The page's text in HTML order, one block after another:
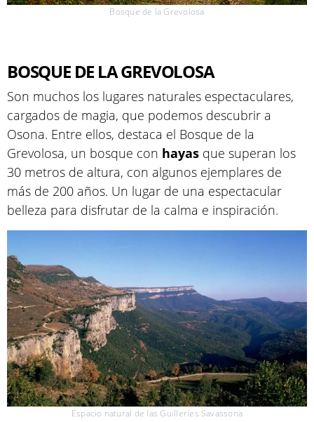
Bosque de la Grevolosa
BOSQUE DE LA GREVOLOSA
Son muchos los lugares naturales espectaculares,
cargados de magia, que podemos descubrir a
Osona. Entre ellos, destaca el Bosque de la
Grevolosa, un bosque con hayas que superan los
30 metros de altura, con algunos ejemplares de
más de 200 años. Un lugar de una espectacular
belleza para disfrutar de la calma e inspiración.
Espacio natural de las Guilleries Savassona